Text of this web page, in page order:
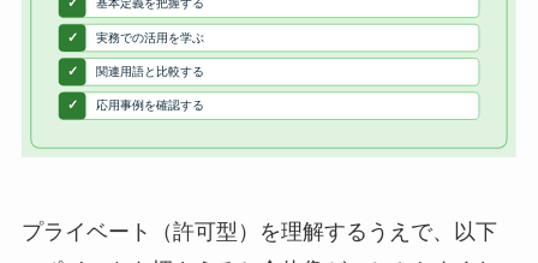
プライベート（許可型）を理解するうえで、以下